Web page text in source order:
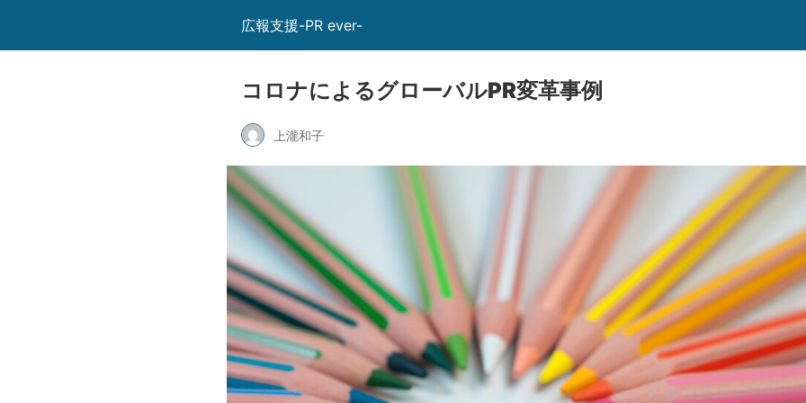
広報支援-PR ever-
コロナによるグローバルPR変革事例
上瀧和子